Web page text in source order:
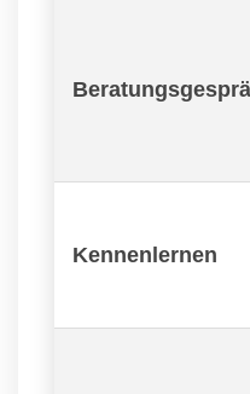
Kennenlernen